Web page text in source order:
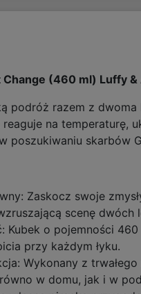
Change (460 ml) Luffy
podróż razem z
na temperaturę,
poszukiwaniu skarbów
Zaskocz swoje
scenę dwóch
Kubek o pojemności
przy każdym łyku.
Wykonany z
w domu, jak i w